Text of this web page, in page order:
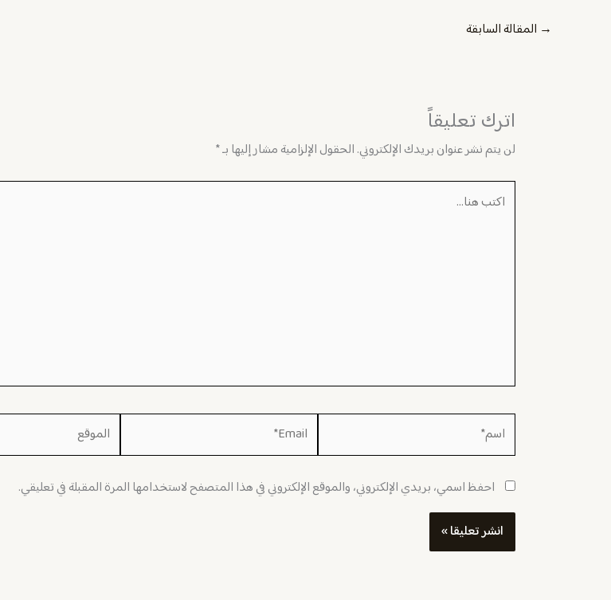
→ المقالة السابقة
اترك تعليقاً
لن يتم نشر عنوان بريدك الإلكتروني.الحقول الإلزامية مشار إليها بـ*
اكتب
اسم* Email* الموقع
احفظ اسمي، بريدي الإلكتروني، والموقع الإلكتروني في هذا المتصفح لاستخدامها المرة المقبلة في تعليقي.